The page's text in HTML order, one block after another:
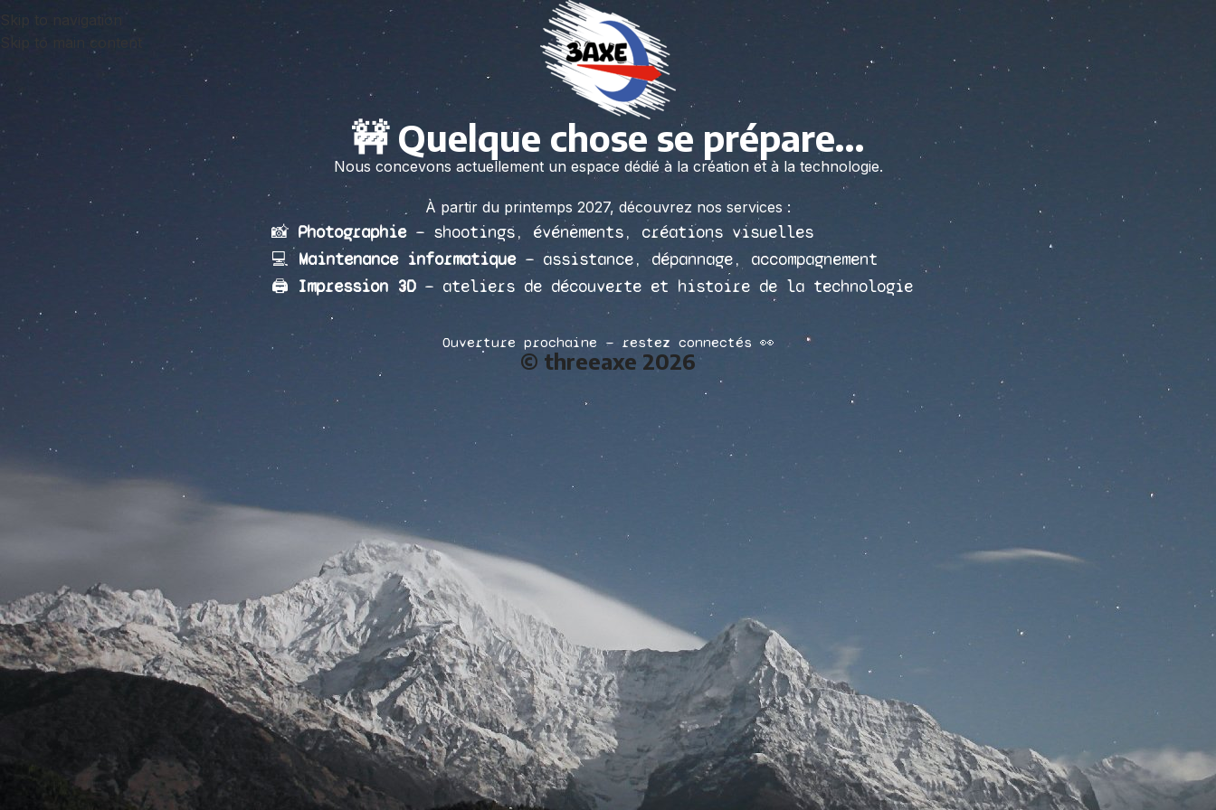
Skip to navigation
🚧 Quelque chose se prépare…
Nous concevons actuellement un espace dédié à la création et à la technologie.
À partir du printemps 2027, découvrez nos services :
📸 Photographie— shootings, événements, créations visuelles
💻 Maintenance informatique— assistance, dépannage, accompagnement
🖨️ Impression 3D— ateliers de découverte et histoire de la technologie
Ouverture prochaine — restez connectés 👀
© threeaxe 2026